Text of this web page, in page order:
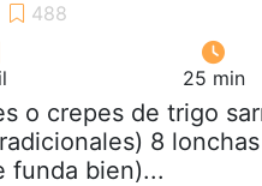
25 min
o crepes de trigo
8
funda bien)...